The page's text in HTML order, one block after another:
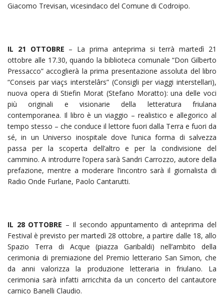
Giacomo Trevisan, vicesindaco del Comune di Codroipo.
IL 21 OTTOBRE – La prima anteprima si terrà martedì 21
ottobre alle 17.30, quando la biblioteca comunale “Don Gilberto
Pressacco” accoglierà la prima presentazione assoluta del libro
“Conseis par viaçs interstelârs” (Consigli per viaggi interstellari),
nuova opera di Stiefin Morat (Stefano Moratto): una delle voci
più originali e visionarie della letteratura friulana
contemporanea. Il libro è un viaggio – realistico e allegorico al
tempo stesso – che conduce il lettore fuori dalla Terra e fuori da
sé, in un Universo inospitale dove l’unica forma di salvezza
passa per la scoperta dell’altro e per la condivisione del
cammino. A introdurre l’opera sarà Sandri Carrozzo, autore della
prefazione, mentre a moderare l’incontro sarà il giornalista di
Radio Onde Furlane, Paolo Cantarutti.
IL 28 OTTOBRE – Il secondo appuntamento di anteprima del
Festival è previsto per martedì 28 ottobre, a partire dalle 18, allo
Spazio Terra di Acque (piazza Garibaldi) nell’ambito della
cerimonia di premiazione del Premio letterario San Simon, che
da anni valorizza la produzione letteraria in friulano. La
cerimonia sarà infatti arricchita da un concerto del cantautore
carnico Banelli Claudio.